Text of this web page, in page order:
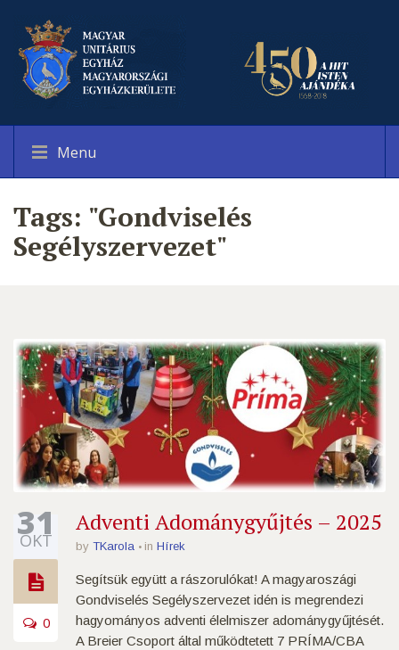
Menu
Tags: "Gondviselés
Segélyszervezet"
31
OKT
0
Adventi Adománygyűjtés – 2025
by TKarola in Hírek
Segítsük együtt a rászorulókat! A magyaroszági
Gondviselés Segélyszervezet idén is megrendezi
hagyományos adventi élelmiszer adománygyűjtését.
A Breier Csoport által működtetett 7 PRÍMA/CBA